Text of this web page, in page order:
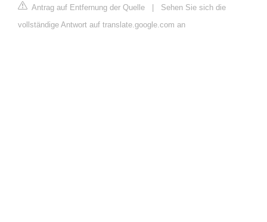
Antrag auf Entfernung der Quelle | Sehen Sie sich die
vollständige Antwort auf translate.google.com an